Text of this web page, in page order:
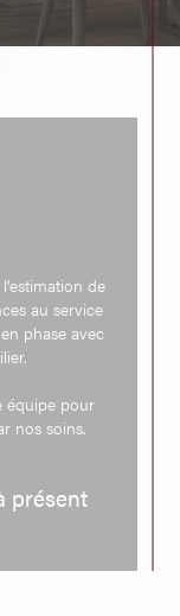
présenter des
et à votre budget.
une sélection
s'adapte à toutes
à un standard de
uneestimation à
estimation juste et
sur le marché,
de
au service
phase avec
équipe pour
nos soins.
présent